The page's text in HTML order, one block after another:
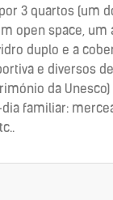
3 quartos (um
open space,
duplo e a
e diversos
da
familiar: